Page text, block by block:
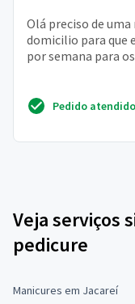
Olá preciso de
domicilio para que
por semana para
Pedido atendido
Veja serviços
pedicure
Manicures em Jacareí